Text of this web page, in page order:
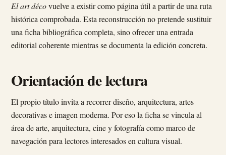
El art décovuelve a existir como página útil a partir de una ruta
histórica comprobada. Esta reconstrucción no pretende sustituir
una ficha bibliográfica completa, sino ofrecer una entrada
editorial coherente mientras se documenta la edición concreta.
Orientación de lectura
El propio título invita a recorrer diseño, arquitectura, artes
decorativas e imagen moderna. Por eso la ficha se vincula al
área de arte, arquitectura, cine y fotografía como marco de
navegación para lectores interesados en cultura visual.